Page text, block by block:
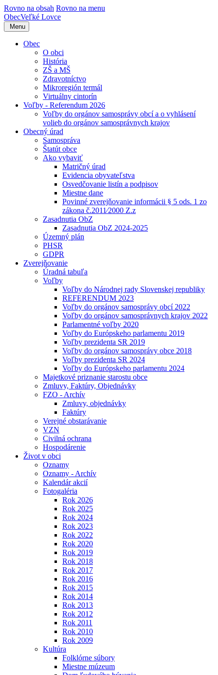
Rovno na obsah Rovno na menu
ObecVeľké Lovce
Menu
Obec
O obci
História
ZŠ a MŠ
Zdravotníctvo
Mikroregión termál
Virtuálny cintorín
Voľby - Referendum 2026
Voľby do orgánov samosprávy obcí a o vyhlásení
volieb do orgánov samosprávnych krajov
Obecný úrad
Samospráva
Štatút obce
Ako vybaviť
Matričný úrad
Evidencia obyvateľstva
Osvedčovanie listín a podpisov
Miestne dane
Povinné zverejňovanie informácii § 5 ods. 1 zo
zákona č.2011⁄2000 Z.z
Zasadnutia ObZ
Zasadnutia ObZ 2024-2025
Územný plán
PHSR
GDPR
Zverejňovanie
Úradná tabuľa
Voľby
Voľby do Národnej rady Slovenskej republiky
REFERENDUM 2023
Voľby do orgánov samosprávy obcí 2022
Voľby do orgánov samosprávnych krajov 2022
Parlamentné voľby 2020
Voľby do Európskeho parlamentu 2019
Voľby prezidenta SR 2019
Voľby do orgánov samosprávy obce 2018
Voľby prezidenta SR 2024
Voľby do Európskeho parlamentu 2024
Majetkové priznanie starostu obce
Zmluvy, Faktúry, Objednávky
FZO - Archív
Zmluvy, objednávky
Faktúry
Verejné obstarávanie
VZN
Civilná ochrana
Hospodárenie
Život v obci
Oznamy
Oznamy - Archív
Kalendár akcií
Fotogaléria
Rok 2026
Rok 2025
Rok 2024
Rok 2023
Rok 2022
Rok 2020
Rok 2019
Rok 2018
Rok 2017
Rok 2016
Rok 2015
Rok 2014
Rok 2013
Rok 2012
Rok 2011
Rok 2010
Rok 2009
Kultúra
Folklórne súbory
Miestne múzeum